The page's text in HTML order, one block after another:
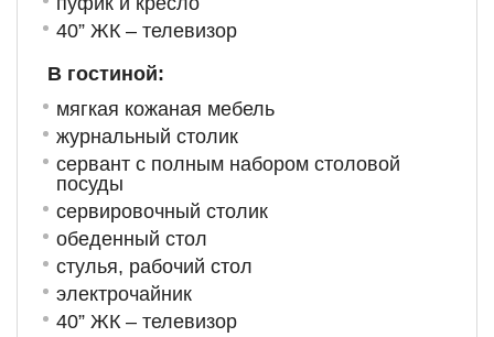
40” ЖК – телевизор
В гостиной:
мягкая кожаная мебель
журнальный столик
сервант с полным набором столовой
посуды
сервировочный столик
обеденный стол
стулья, рабочий стол
электрочайник
40” ЖК – телевизор